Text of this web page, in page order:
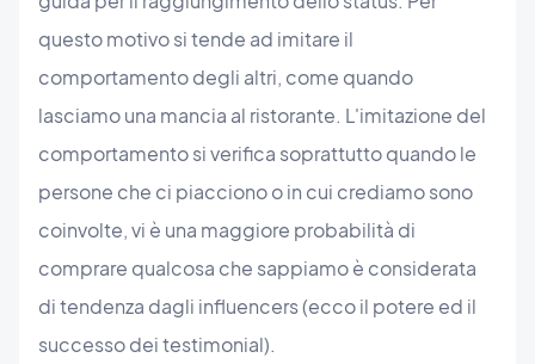
questo motivo si tende ad imitare il
comportamento degli altri, come quando
lasciamo una mancia al ristorante. L'imitazione del
comportamento si verifica soprattutto quando le
persone che ci piacciono o in cui crediamo sono
coinvolte, vi è una maggiore probabilità di
comprare qualcosa che sappiamo è considerata
di tendenza dagli influencers (ecco il potere ed il
successo dei testimonial).